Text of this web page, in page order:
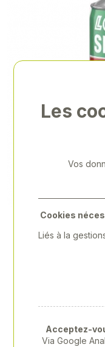
Les
Vos
Cookies
Liés à la
Acceptez-
Via Google